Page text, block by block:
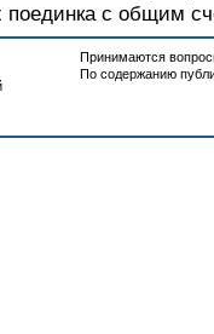
поединка с общим
Принимаются
По содержанию